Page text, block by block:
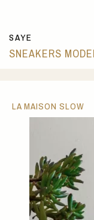
SAYE
SNEAKERS
LA MAISON SLOW